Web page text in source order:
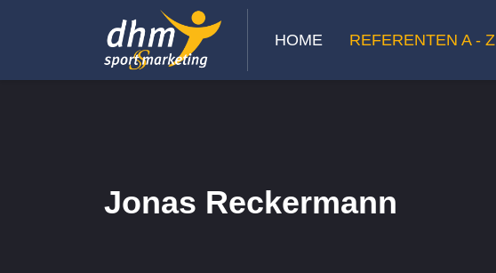
HOME REFERENTEN A - Z
Jonas Reckermann